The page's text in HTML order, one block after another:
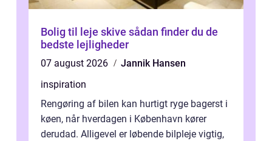
Bolig til leje skive sådan finder du de
bedste lejligheder
07 august 2026
Jannik Hansen
inspiration
Rengøring af bilen kan hurtigt ryge bagerst i
køen, når hverdagen i København kører
derudad. Alligevel er løbende bilpleje vigtig,